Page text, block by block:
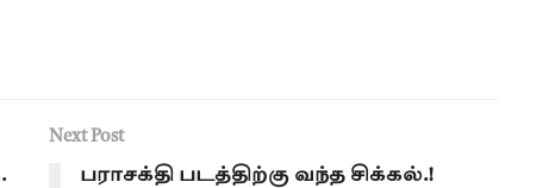
Next Post
பராசக்தி படத்திற்கு வந்த சிக்கல்.!